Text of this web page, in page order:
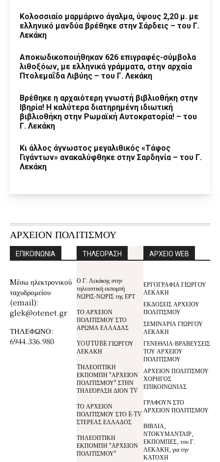
Κολοσσιαίο μαρμάρινο άγαλμα, ύψους 2,20 μ. με
ελληνικό μανδύα βρέθηκε στην Σάρδεις – του Γ.
Λεκάκη
Αποκωδικοποιήθηκαν 626 επιγραφές-σύμβολα
λιθοξόων, με ελληνικά γράμματα, στην αρχαία
Πτολεμαΐδα Λιβύης – του Γ. Λεκάκη
Βρέθηκε η αρχαιότερη γνωστή βιβλιοθήκη στην
Ιβηρία! Η καλύτερα διατηρημένη ιδιωτική
βιβλιοθήκη στην Ρωμαϊκή Αυτοκρατορία! – του
Γ. Λεκάκη
Κι άλλος άγνωστος μεγαλιθικός «Τάφος
Γιγάντων» ανακαλύφθηκε στην Σαρδηνία – του Γ.
Λεκάκη
ΑΡΧΕΙΟΝ ΠΟΛΙΤΙΣΜΟΥ
ΕΠΙΚΟΙΝΩΝΙΑ
Mέσω ηλεκτρονικού
ταχυδρομείου
(email):
glek@otenet.gr
ΤΗΛΕΦΩΝΟ:
6944.336.980
ΤΗΛΕΟΡΑΣΗ
Ο Γ. Λεκάκης στην
τηλεοπτική εκπομπή
ΝΩΡΙΣ-ΝΩΡΙΣ της ΕΡΤ
ΤΟ ΑΡΧΕΙΟΝ
ΠΟΛΙΤΙΣΜΟΥ ΣΤΟ
ΑΡΩΜΑ ΕΛΛΑΔΑΣ
YOUTUBE ΓΙΩΡΓΟΥ
ΛΕΚΑΚΗ
TΗΛΕΟΠΤΙΚΗ
ΕΚΠΟΜΠΗ "ΑΡΧΕΙΟΝ
ΠΟΛΙΤΙΣΜΟΥ" ΣΤΗΝ
ΤΗΛΕΌΡΑΣΗ ΔΙΟΝ TV
ΤΟ ΑΡΧΕΙΟΝ
ΠΟΛΙΤΙΣΜΟΥ ΣΤΟ E-TV
ΣΤΕΡΕΑΣ ΕΛΛΑΔΟΣ
ΤΗΛΕΟΠΤΙΚΗ
ΕΚΠΟΜΠΗ "ΑΡΧΕΙΟΝ
ΠΟΛΙΤΙΣΜΟΥ"
ΑΡΧΕΙΟ WEB
ΕΡΓΟΓΡΑΦΙΑ ΓΙΩΡΓΟΥ
ΛΕΚΑΚΗ
ΕΚΔΟΣΕΙΣ ΑΡΧΕΙΟΥ
ΠΟΛΙΤΙΣΜΟΥ
ΣΕΜΙΝΑΡΙΑ ΓΙΩΡΓΟΥ
ΛΕΚΑΚΗ
ΓΕΝΕΘΛΙΑ-ΒΡΑΒΕΥΣΕΙΣ
ΤΟΥ ΑΡΧΕΙΟΥ
ΠΟΛΙΤΙΣΜΟΥ
ΑΡΧΕΙΟΝ ΠΟΛΙΤΙΣΜΟΥ
ΧΟΡΗΓΟΣ
ΕΠΙΚΟΙΝΩΝΙΑΣ
ΓΡΑΦΟΥΝ ΣΤΟ
ΑΡΧΕΙΟΝ ΠΟΛΙΤΙΣΜΟΥ
ΒΙΒΛΙΑ,
ΝΤΟΚΥΜΑΝΤΑΙΡ,
ΕΚΠΟΜΠΕΣ, του Γ.
ΛΕΚΑΚΗ, για την
ΚΑΤΟΧΗ